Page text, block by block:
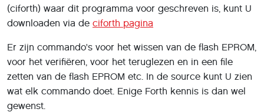
(ciforth) waar dit programma voor geschreven is, kunt U
downloaden via de ciforth pagina
Er zijn commando's voor het wissen van de flash EPROM,
voor het verifiëren, voor het teruglezen en in een file
zetten van de flash EPROM etc. In de source kunt U zien
wat elk commando doet. Enige Forth kennis is dan wel
gewenst.